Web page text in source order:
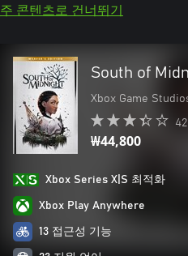
주 콘텐츠로 건너뛰기
South of
Xbox Game
42
₩44,800
Xbox Series X|S 최적화
Xbox Play Anywhere
13 접근성 기능